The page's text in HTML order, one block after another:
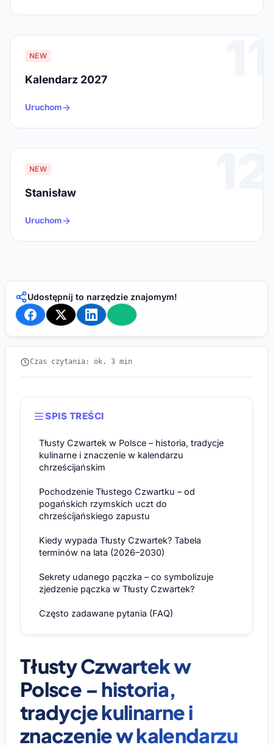
11
NEW
Kalendarz 2027
Uruchom
12
NEW
Stanisław
Uruchom
Udostępnij to narzędzie znajomym!
Czas czytania: ok. 3 min
SPIS TREŚCI
Tłusty Czwartek w Polsce – historia, tradycje
kulinarne i znaczenie w kalendarzu
chrześcijańskim
Pochodzenie Tłustego Czwartku – od
pogańskich rzymskich uczt do
chrześcijańskiego zapustu
Kiedy wypada Tłusty Czwartek? Tabela
terminów na lata (2026–2030)
Sekrety udanego pączka – co symbolizuje
zjedzenie pączka w Tłusty Czwartek?
Często zadawane pytania (FAQ)
Tłusty Czwartek w
Polsce – historia,
tradycje kulinarne i
znaczenie w kalendarzu